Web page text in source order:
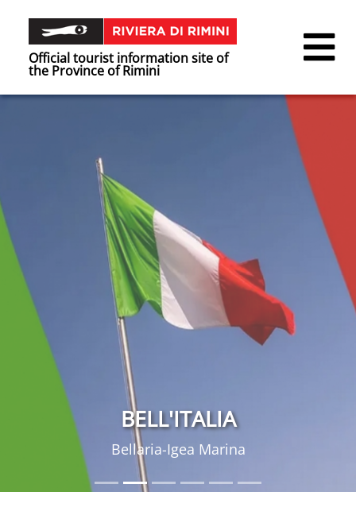
Official tourist information site of
the Province of Rimini
BELL'ITALIA
Bellaria-Igea Marina